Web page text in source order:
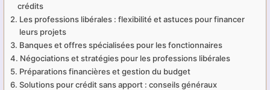
crédits
Les professions libérales : flexibilité et astuces pour financer
leurs projets
Banques et offres spécialisées pour les fonctionnaires
Négociations et stratégies pour les professions libérales
Préparations financières et gestion du budget
Solutions pour crédit sans apport : conseils généraux